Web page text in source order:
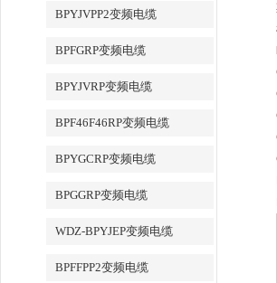
BPYJVPP2变频电缆
BPFGRP变频电缆
BPYJVRP变频电缆
BPF46F46RP变频电缆
BPYGCRP变频电缆
BPGGRP变频电缆
WDZ-BPYJEP变频电缆
BPFFPP2变频电缆